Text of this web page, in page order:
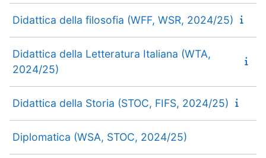
Didattica della filosofia (WFF, WSR, 2024/25)
Didattica della Letteratura Italiana (WTA,
2024/25)
Didattica della Storia (STOC, FIFS, 2024/25)
Diplomatica (WSA, STOC, 2024/25)